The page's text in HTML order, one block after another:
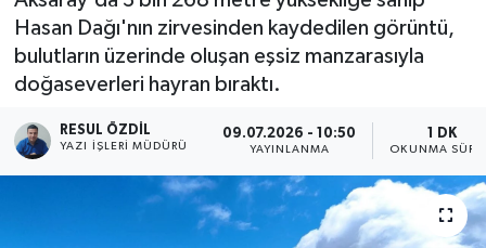
Hasan Dağı'nın zirvesinden kaydedilen görüntü,
bulutların üzerinde oluşan eşsiz manzarasıyla
doğaseverleri hayran bıraktı.
RESUL ÖZDIL
YAZI İŞLERI MÜDÜRÜ
09.07.2026 - 10:50
YAYINLANMA
1 DK
OKUNMA